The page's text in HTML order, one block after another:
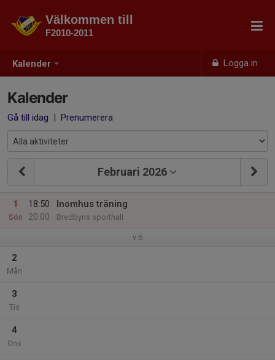
Kalender Logga in
Välkommen till
F2010-2011
Kalender
Gå till idag | Prenumerera
Februari 2026
1
Sön
18:50
20:00
Inomhus träning
Bredbyns sporthall
v.6
2
Mån
3
Tis
4
Ons